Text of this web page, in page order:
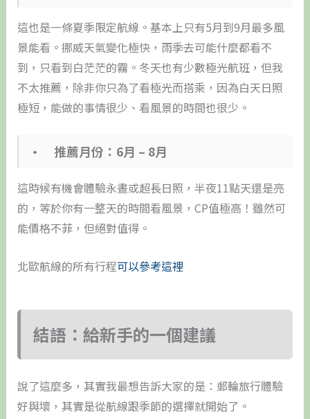
這也是一條夏季限定航線。基本上只有5月到9月最多風
景能看。挪威天氣變化極快，雨季去可能什麼都看不
到，只看到白茫茫的霧。冬天也有少數極光航班，但我
不太推薦，除非你只為了看極光而搭乘，因為白天日照
極短，能做的事情很少、看風景的時間也很少。
• 推薦月份：6月 – 8月
這時候有機會體驗永晝或超長日照，半夜11點天還是亮
的，等於你有一整天的時間看風景，CP值極高！雖然可
能價格不菲，但絕對值得。
北歐航線的所有行程可以參考這裡
結語：給新手的一個建議
說了這麼多，其實我最想告訴大家的是：郵輪旅行體驗
好與壞，其實是從航線跟季節的選擇就開始了。